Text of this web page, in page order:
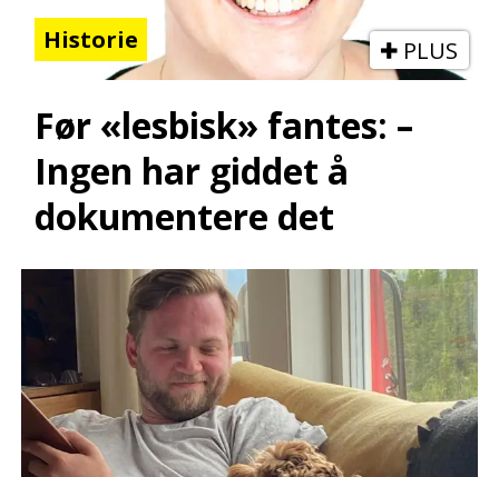
Historie PLUS
Før «lesbisk» fantes: –
Ingen har giddet å
dokumentere det